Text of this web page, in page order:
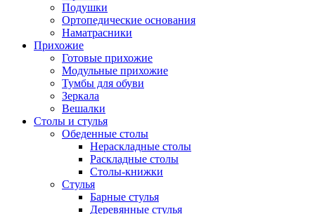
Подушки
Ортопедические основания
Наматрасники
Прихожие
Готовые прихожие
Модульные прихожие
Тумбы для обуви
Зеркала
Вешалки
Столы и стулья
Обеденные столы
Нераскладные столы
Раскладные столы
Столы-книжки
Стулья
Барные стулья
Деревянные стулья